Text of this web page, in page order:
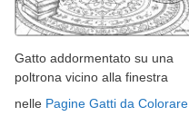
Gatto addormentato su una
poltrona vicino alla finestra
nelle Pagine Gatti da Colorare